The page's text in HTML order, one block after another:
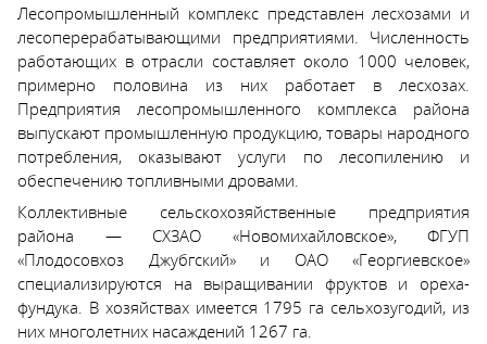
Лесопромышленный комплекс представлен лесхозами и
лесоперерабатывающими предприятиями. Численность
работающих в отрасли составляет около 1000 человек,
примерно половина из них работает в лесхозах.
Предприятия лесопромышленного комплекса района
выпускают промышленную продукцию, товары народного
потребления, оказывают услуги по лесопилению и
обеспечению топливными дровами.
Коллективные сельскохозяйственные предприятия
района — СХЗАО «Новомихайловское», ФГУП
«Плодосовхоз Джубгский» и ОАО «Георгиевское»
специализируются на выращивании фруктов и ореха-
фундука. В хозяйствах имеется 1795 га сельхозугодий, из
них многолетних насаждений 1267 га.